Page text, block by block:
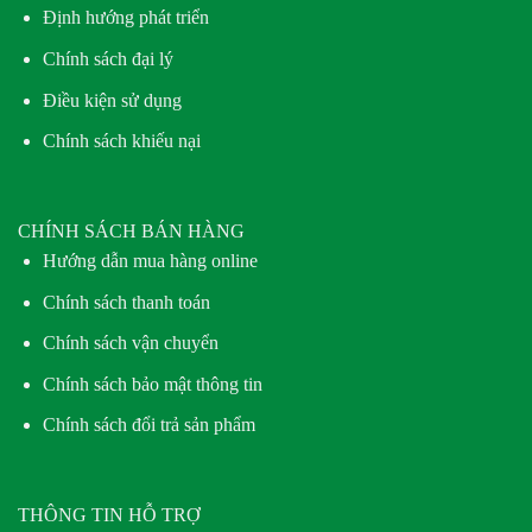
Định hướng phát triển
Chính sách đại lý
Điều kiện sử dụng
Chính sách khiếu nại
CHÍNH SÁCH BÁN HÀNG
Hướng dẫn mua hàng online
Chính sách thanh toán
Chính sách vận chuyển
Chính sách bảo mật thông tin
Chính sách đổi trả sản phẩm
THÔNG TIN HỖ TRỢ